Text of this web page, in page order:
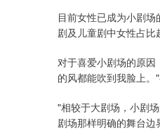
目前女性已成为小剧
剧及儿童剧中女性占比
对于喜爱小剧场的原
的风都能吹到我脸上。"
"相较于大剧场，小剧
剧场那样明确的舞台